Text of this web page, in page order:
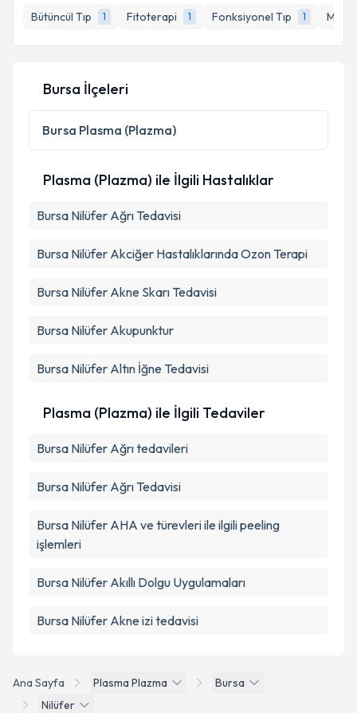
Bütüncül Tıp
1 Fitoterapi 1 Fonksiyonel Tıp 1
Ana Sayfa Plasma Plazma
Bursa
Nilüfer
Bursa İlçeleri
Bursa Plasma (Plazma)
Plasma (Plazma) ile İlgili Hastalıklar
Bursa Nilüfer Ağrı Tedavisi
Bursa Nilüfer Akciğer Hastalıklarında Ozon Terapi
Bursa Nilüfer Akne Skarı Tedavisi
Bursa Nilüfer Akupunktur
Bursa Nilüfer Altın İğne Tedavisi
Plasma (Plazma) ile İlgili Tedaviler
Bursa Nilüfer Ağrı tedavileri
Bursa Nilüfer Ağrı Tedavisi
Bursa Nilüfer AHA ve türevleri ile ilgili peeling
işlemleri
Bursa Nilüfer Akıllı Dolgu Uygulamaları
Bursa Nilüfer Akne izi tedavisi